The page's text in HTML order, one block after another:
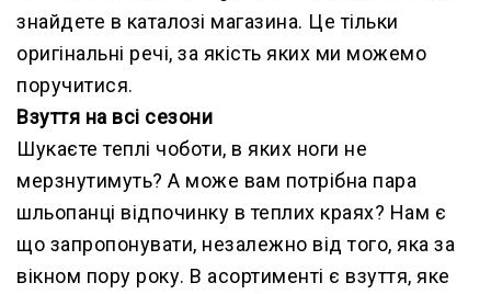
знайдете в каталозі магазина. Це тільки
оригінальні речі, за якість яких ми можемо
поручитися.
Взуття на всі сезони
Шукаєте теплі чоботи, в яких ноги не
мерзнутимуть? А може вам потрібна пара
шльопанці відпочинку в теплих краях? Нам є
що запропонувати, незалежно від того, яка за
вікном пору року. В асортименті є взуття, яке